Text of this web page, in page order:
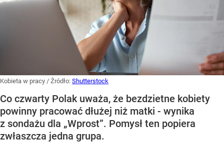
Kobieta w pracy / Źródło: Shutterstock
Co czwarty Polak uważa, że bezdzietne kobiety
powinny pracować dłużej niż matki - wynika
z sondażu dla „Wprost”. Pomysł ten popiera
zwłaszcza jedna grupa.